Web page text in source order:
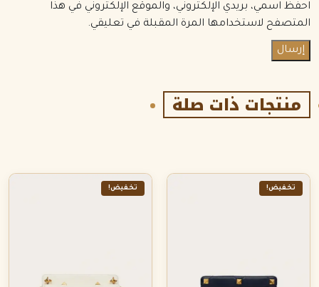
احفظ اسمي، بريدي الإلكتروني، والموقع الإلكتروني في هذا
المتصفح لاستخدامها المرة المقبلة في تعليقي.
منتجات ذات صلة
تخفيض! تخفيض!